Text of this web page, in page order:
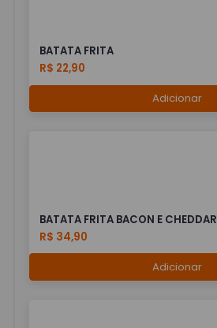
BATATA FRITA
R$ 22,90
Adicionar
BATATA FRITA BACON E CHEDDAR
R$ 34,90
Adicionar